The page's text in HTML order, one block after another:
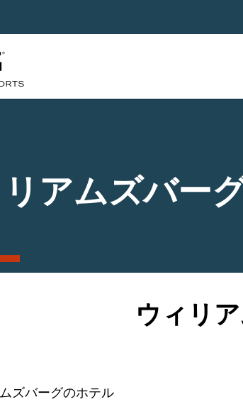
アムズバー
ウィリ
ズバーグのホテル